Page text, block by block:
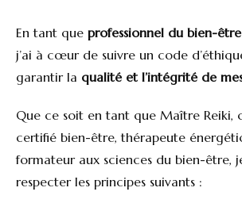
En tant que professionnel du bien-
j’ai à cœur de suivre un code
garantir la qualité et l’intégrité de
Que ce soit en tant que Maître Reiki,
certifié bien-être, thérapeute
formateur aux sciences du bien-être,
respecter les principes suivants :